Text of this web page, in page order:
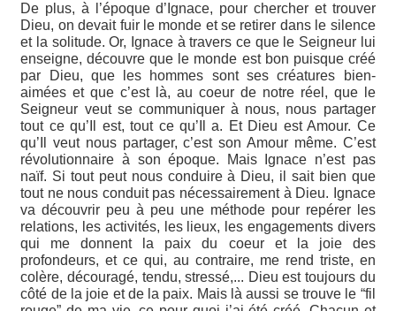
De plus, à l’époque d’Ignace, pour chercher et trouver
Dieu, on devait fuir le monde et se retirer dans le silence
et la solitude. Or, Ignace à travers ce que le Seigneur lui
enseigne, découvre que le monde est bon puisque créé
par Dieu, que les hommes sont ses créatures bien-
aimées et que c’est là, au coeur de notre réel, que le
Seigneur veut se communiquer à nous, nous partager
tout ce qu’Il est, tout ce qu’Il a. Et Dieu est Amour. Ce
qu’Il veut nous partager, c’est son Amour même. C’est
révolutionnaire à son époque. Mais Ignace n’est pas
naïf. Si tout peut nous conduire à Dieu, il sait bien que
tout ne nous conduit pas nécessairement à Dieu. Ignace
va découvrir peu à peu une méthode pour repérer les
relations, les activités, les lieux, les engagements divers
qui me donnent la paix du coeur et la joie des
profondeurs, et ce qui, au contraire, me rend triste, en
colère, découragé, tendu, stressé,... Dieu est toujours du
côté de la joie et de la paix. Mais là aussi se trouve le “fil